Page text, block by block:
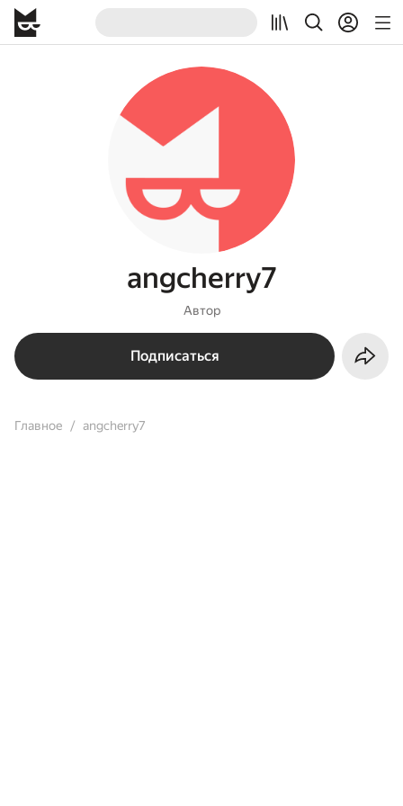
angcherry7
Автор
Подписаться
Главное angcherry7